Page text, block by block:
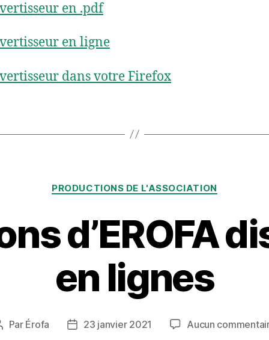
en .pdf
en ligne
dans votre Firefox
Catégories
PRODUCTIONS DE L'ASSOCIATION
d’EROFA
en lignes
Par Érofa
Date23 janvier 2021 Aucun